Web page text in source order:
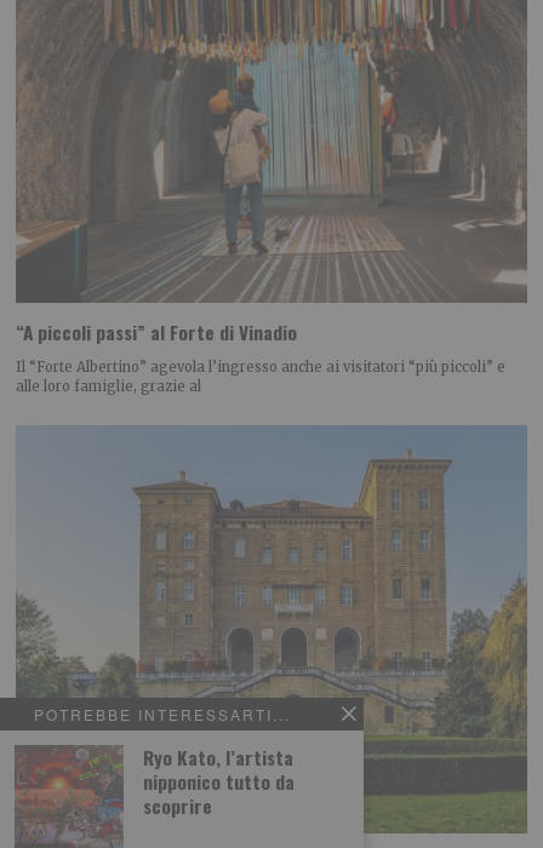
POTREBBE INTERESSARTI...
Ryo Kato, l’artista
nipponico tutto da
scoprire
“A piccoli passi” al Forte di Vinadio
Il “Forte Albertino” agevola l’ingresso anche ai visitatori “più piccoli” e
alle loro famiglie, grazie al